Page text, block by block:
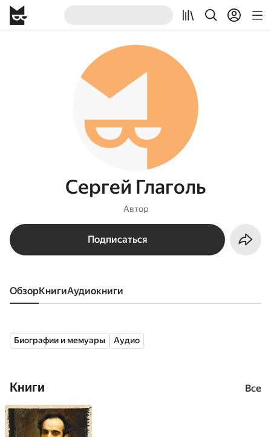
Сергей Глаголь
Автор
Подписаться
Обзор книги аудиокниги
Биографии и мемуары Аудио
Книги Все